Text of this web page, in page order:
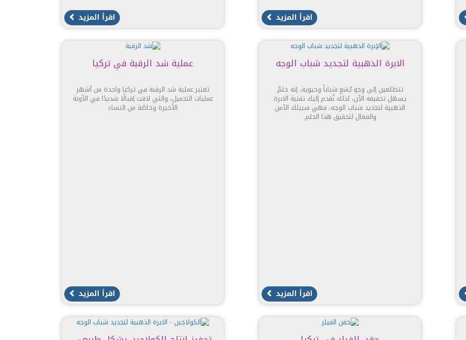
اقرأ المزيد اقرأ المزيد
الابرة الذهبية لتجديد شباب الوجه
تتطلعين إلى وجهٍ يُشع شباباً وحيوية، إنه حلمٌ
يسهل تحقيقه الآن، لذلك نُقدم إليك تقنية الابرة
الذهبية لتجديد شباب الوجه، فهي سبيلك الآمن
والفعال لتحقيق هذا الحلم.
اقرأ المزيد
عملية شد الرقبة في تركيا
تعتبر عملية شد الرقبة في تركيا واحدة من أشهر
عمليات التجميل، والتي لاقت إقبالًا شديدًا في الآونة
الأخيرة وخاصًة من النساء
اقرأ المزيد